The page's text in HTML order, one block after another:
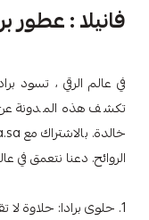
فانيلا : عطور
في عالم الرقي ، تسود
الروائح. دعنا نتعمق في
1. حلوى برادا: حلاوة لا تقاوم